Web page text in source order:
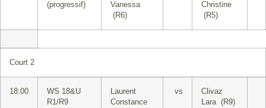
(progressif)
Vanessa
(R6)
Christine
(R5)
Court 2
18:00
WS 18&U
R1/R9
Laurent
Constance
vs
Clivaz
Lara (R9)